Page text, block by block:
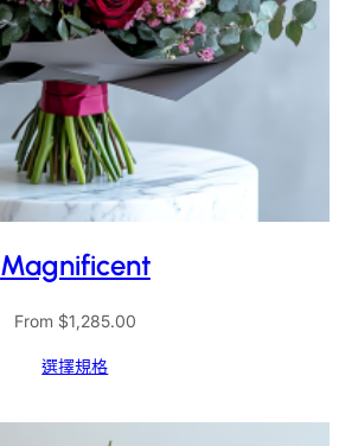
Magnificent
From $1,285.00
選擇規格